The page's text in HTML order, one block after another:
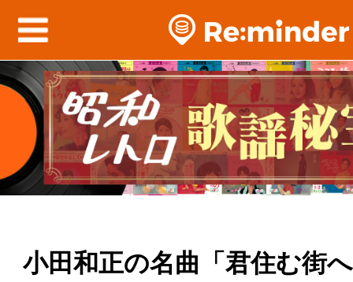
小田和正の名曲「君住む街